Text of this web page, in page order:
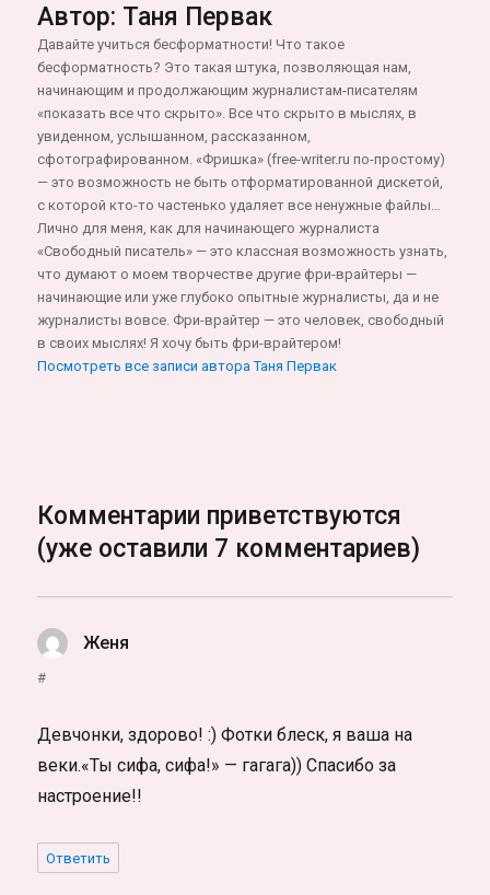
Автор: Таня Первак
Давайте учиться бесформатности! Что такое
бесформатность? Это такая штука, позволяющая нам,
начинающим и продолжающим журналистам-писателям
«показать все что скрыто». Все что скрыто в мыслях, в
увиденном, услышанном, рассказанном,
сфотографированном. «Фришка» (free-writer.ru по-простому)
— это возможность не быть отформатированной дискетой,
с которой кто-то частенько удаляет все ненужные файлы…
Лично для меня, как для начинающего журналиста
«Свободный писатель» — это классная возможность узнать,
что думают о моем творчестве другие фри-врайтеры —
начинающие или уже глубоко опытные журналисты, да и не
журналисты вовсе. Фри-врайтер — это человек, свободный
в своих мыслях! Я хочу быть фри-врайтером!
Посмотреть все записи автора Таня Первак
Комментарии приветствуются
(уже оставили 7 комментариев)
Женя
#
Девчонки, здорово! :) Фотки блеск, я ваша на
веки.«Ты сифа, сифа!» — гагага)) Спасибо за
настроение!!
Ответить